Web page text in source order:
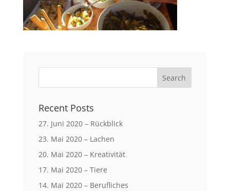
Recent Posts
27. Juni 2020 – Rückblick
23. Mai 2020 – Lachen
20. Mai 2020 – Kreativität
17. Mai 2020 – Tiere
14. Mai 2020 – Berufliches